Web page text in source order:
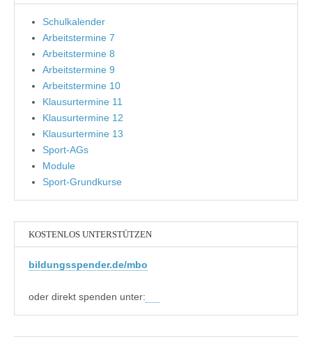
Schulkalender
Arbeitstermine 7
Arbeitstermine 8
Arbeitstermine 9
Arbeitstermine 10
Klausurtermine 11
Klausurtermine 12
Klausurtermine 13
Sport-AGs
Module
Sport-Grundkurse
KOSTENLOS UNTERSTÜTZEN
bildungsspender.de/mbo
oder direkt spenden unter: